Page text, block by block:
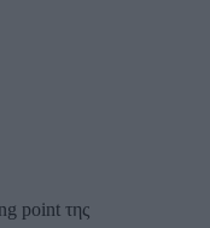
point της